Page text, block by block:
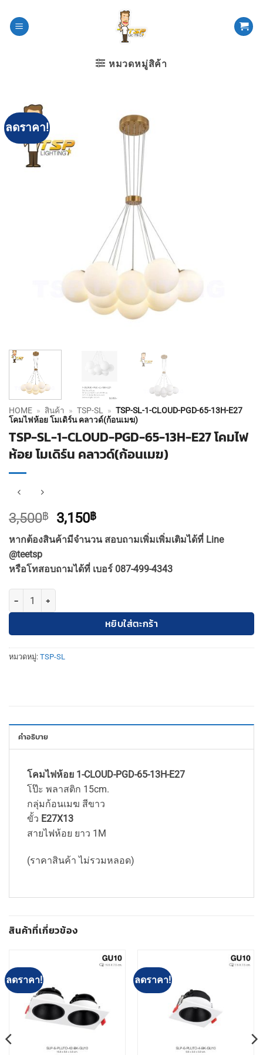
หมวดหมู่สิค้า
ลดราคา!
HOME » สินค้า » TSP-SL » TSP-SL-1-CLOUD-PGD-65-13H-E27
โคมไฟห้อย โมเดิร์น คลาวด์(ก้อนเมฆ)
TSP-SL-1-CLOUD-PGD-65-13H-E27 โคมไฟ
ห้อย โมเดิร์น คลาวด์(ก้อนเมฆ)
3,500฿
Original
price
was:
3,500฿.
3,150฿Current
is:
3,150฿.
หากต้องสินค้ามีจำนวน สอบถามเพิ่มเพิ่มเติมได้ที่ Line
@teetsp
หรือโทสอบถามได้ที่ เบอร์ 087-499-4343
จำนวน TSP-SL-1-CLOUD-PGD-65-13H-E27 โคมไฟห้อย โมเดิร์น คลา
หยิบใส่ตะกร้า
หมวดหมู่: TSP-SL
คำอธิบาย
โคมไฟห้อย 1-CLOUD-PGD-65-13H-E27
โป๊ะ พลาสติก 15cm.
กลุ่มก้อนเมฆ สีขาว
ขั้ว E27X13
สายไฟห้อย ยาว 1M
(ราคาสินค้า ไม่รวมหลอด)
สินค้าที่เกี่ยวข้อง
ลดราคา! ลดราคา!